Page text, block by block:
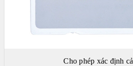
ABBOTT
ARKRAYCho phép xác định